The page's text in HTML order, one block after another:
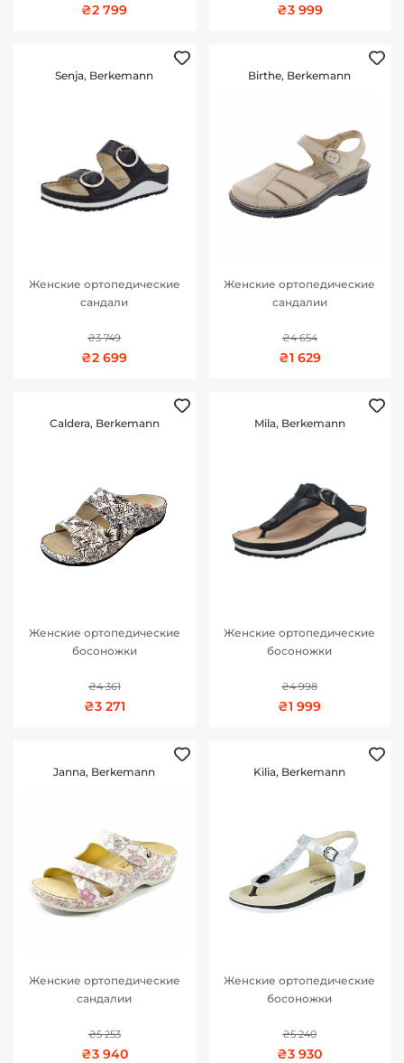
₴2 799 ₴3 999
Senja, Berkemann
Женские ортопедические
сандали
₴2 699
₴3 749
Birthe, Berkemann
Женские ортопедические
сандалии
₴1 629
₴4 654
Caldera, Berkemann
Женские ортопедические
босоножки
₴3 271
₴4 361
Mila, Berkemann
Женские ортопедические
босоножки
₴1 999
₴4 998
Janna, Berkemann
Женские ортопедические
сандалии
₴3 940
₴5 253
Kilia, Berkemann
Женские ортопедические
босоножки
₴3 930
₴5 240